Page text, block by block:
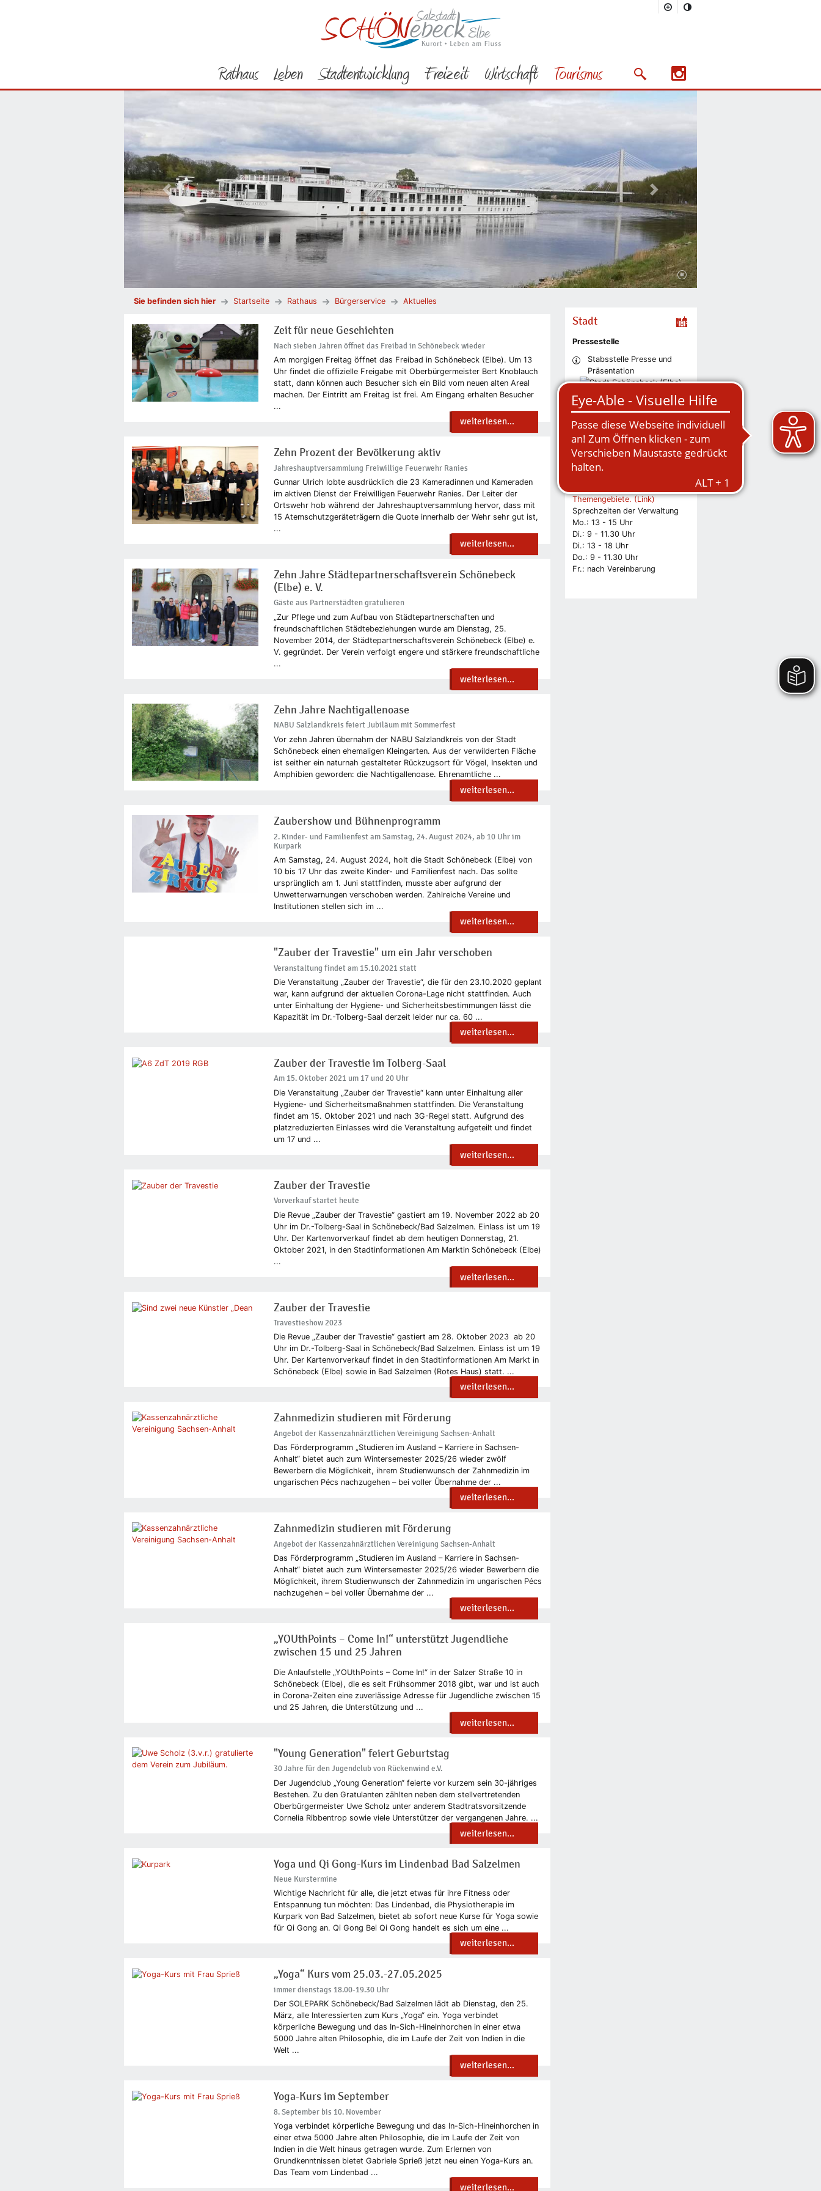
Rathaus Leben Stadtentwicklung Freizeit Wirtschaft Tourismus Suchmaske öffnen/schließen
Vorheriges Bild Nächstes Bild
Sie befinden sich hier Startseite Rathaus Bürgerservice Aktuelles
Zeit für neue Geschichten
Nach sieben Jahren öffnet das Freibad in Schönebeck wieder
Am morgigen Freitag öffnet das Freibad in Schönebeck (Elbe). Um 13
Uhr findet die offizielle Freigabe mit Oberbürgermeister Bert Knoblauch
statt, dann können auch Besucher sich ein Bild vom neuen alten Areal
machen. Der Eintritt am Freitag ist frei. Am Eingang erhalten Besucher
...
weiterlesen...
Zehn Prozent der Bevölkerung aktiv
Jahreshauptversammlung Freiwillige Feuerwehr Ranies
Gunnar Ulrich lobte ausdrücklich die 23 Kameradinnen und Kameraden
im aktiven Dienst der Freiwilligen Feuerwehr Ranies. Der Leiter der
Ortswehr hob während der Jahreshauptversammlung hervor, dass mit
15 Atemschutzgeräteträgern die Quote innerhalb der Wehr sehr gut ist,
...
weiterlesen...
Zehn Jahre Städtepartnerschaftsverein Schönebeck
(Elbe) e. V.
Gäste aus Partnerstädten gratulieren
„Zur Pflege und zum Aufbau von Städtepartnerschaften und
freundschaftlichen Städtebeziehungen wurde am Dienstag, 25.
November 2014, der Städtepartnerschaftsverein Schönebeck (Elbe) e.
V. gegründet. Der Verein verfolgt engere und stärkere freundschaftliche
...
weiterlesen...
Zehn Jahre Nachtigallenoase
NABU Salzlandkreis feiert Jubiläum mit Sommerfest
Vor zehn Jahren übernahm der NABU Salzlandkreis von der Stadt
Schönebeck einen ehemaligen Kleingarten. Aus der verwilderten Fläche
ist seither ein naturnah gestalteter Rückzugsort für Vögel, Insekten und
Amphibien geworden: die Nachtigallenoase. Ehrenamtliche ...
weiterlesen...
Zaubershow und Bühnenprogramm
2. Kinder- und Familienfest am Samstag, 24. August 2024, ab 10 Uhr im
Kurpark
Am Samstag, 24. August 2024, holt die Stadt Schönebeck (Elbe) von
10 bis 17 Uhr das zweite Kinder- und Familienfest nach. Das sollte
ursprünglich am 1. Juni stattfinden, musste aber aufgrund der
Unwetterwarnungen verschoben werden. Zahlreiche Vereine und
Institutionen stellen sich im ...
weiterlesen...
"Zauber der Travestie" um ein Jahr verschoben
Veranstaltung findet am 15.10.2021 statt
Die Veranstaltung „Zauber der Travestie“, die für den 23.10.2020 geplant
war, kann aufgrund der aktuellen Corona-Lage nicht stattfinden. Auch
unter Einhaltung der Hygiene- und Sicherheitsbestimmungen lässt die
Kapazität im Dr.-Tolberg-Saal derzeit leider nur ca. 60 ...
weiterlesen...
Zauber der Travestie im Tolberg-Saal
Am 15. Oktober 2021 um 17 und 20 Uhr
Die Veranstaltung „Zauber der Travestie“ kann unter Einhaltung aller
Hygiene- und Sicherheitsmaßnahmen stattfinden. Die Veranstaltung
findet am 15. Oktober 2021 und nach 3G-Regel statt. Aufgrund des
platzreduzierten Einlasses wird die Veranstaltung aufgeteilt und findet
um 17 und ...
weiterlesen...
Zauber der Travestie
Vorverkauf startet heute
Die Revue „Zauber der Travestie“ gastiert am 19. November 2022 ab 20
Uhr im Dr.-Tolberg-Saal in Schönebeck/Bad Salzelmen. Einlass ist um 19
Uhr. Der Kartenvorverkauf findet ab dem heutigen Donnerstag, 21.
Oktober 2021, in den Stadtinformationen Am Marktin Schönebeck (Elbe)
...
weiterlesen...
Zauber der Travestie
Travestieshow 2023
Die Revue „Zauber der Travestie“ gastiert am 28. Oktober 2023 ab 20
Uhr im Dr.-Tolberg-Saal in Schönebeck/Bad Salzelmen. Einlass ist um 19
Uhr. Der Kartenvorverkauf findet in den Stadtinformationen Am Markt in
Schönebeck (Elbe) sowie in Bad Salzelmen (Rotes Haus) statt. ...
weiterlesen...
Zahnmedizin studieren mit Förderung
Angebot der Kassenzahnärztlichen Vereinigung Sachsen-Anhalt
Das Förderprogramm „Studieren im Ausland – Karriere in Sachsen-
Anhalt“ bietet auch zum Wintersemester 2025/26 wieder zwölf
Bewerbern die Möglichkeit, ihrem Studienwunsch der Zahnmedizin im
ungarischen Pécs nachzugehen – bei voller Übernahme der ...
weiterlesen...
Zahnmedizin studieren mit Förderung
Angebot der Kassenzahnärztlichen Vereinigung Sachsen-Anhalt
Das Förderprogramm „Studieren im Ausland – Karriere in Sachsen-
Anhalt“ bietet auch zum Wintersemester 2025/26 wieder Bewerbern die
Möglichkeit, ihrem Studienwunsch der Zahnmedizin im ungarischen Pécs
nachzugehen – bei voller Übernahme der ...
weiterlesen...
„YOUthPoints – Come In!“ unterstützt Jugendliche
zwischen 15 und 25 Jahren
Die Anlaufstelle „YOUthPoints – Come In!“ in der Salzer Straße 10 in
Schönebeck (Elbe), die es seit Frühsommer 2018 gibt, war und ist auch
in Corona-Zeiten eine zuverlässige Adresse für Jugendliche zwischen 15
und 25 Jahren, die Unterstützung und ...
weiterlesen...
"Young Generation" feiert Geburtstag
30 Jahre für den Jugendclub von Rückenwind e.V.
Der Jugendclub „Young Generation“ feierte vor kurzem sein 30-jähriges
Bestehen. Zu den Gratulanten zählten neben dem stellvertretenden
Oberbürgermeister Uwe Scholz unter anderem Stadtratsvorsitzende
Cornelia Ribbentrop sowie viele Unterstützer der vergangenen Jahre. ...
weiterlesen...
Yoga und Qi Gong-Kurs im Lindenbad Bad Salzelmen
Neue Kurstermine
Wichtige Nachricht für alle, die jetzt etwas für ihre Fitness oder
Entspannung tun möchten: Das Lindenbad, die Physiotherapie im
Kurpark von Bad Salzelmen, bietet ab sofort neue Kurse für Yoga sowie
für Qi Gong an. Qi Gong Bei Qi Gong handelt es sich um eine ...
weiterlesen...
„Yoga“ Kurs vom 25.03.-27.05.2025
immer dienstags 18.00-19.30 Uhr
Der SOLEPARK Schönebeck/Bad Salzelmen lädt ab Dienstag, den 25.
März, alle Interessierten zum Kurs „Yoga“ ein. Yoga verbindet
körperliche Bewegung und das In-Sich-Hineinhorchen in einer etwa
5000 Jahre alten Philosophie, die im Laufe der Zeit von Indien in die
Welt ...
weiterlesen...
Yoga-Kurs im September
8. September bis 10. November
Yoga verbindet körperliche Bewegung und das In-Sich-Hineinhorchen in
einer etwa 5000 Jahre alten Philosophie, die im Laufe der Zeit von
Indien in die Welt hinaus getragen wurde. Zum Erlernen von
Grundkenntnissen bietet Gabriele Sprieß jetzt neu einen Yoga-Kurs an.
Das Team vom Lindenbad ...
weiterlesen...
Stadt
Pressestelle
Stabsstelle Presse und
Präsentation
Markt 1
39218 Schönebeck (Elbe)
Pressestelle
Bitte verwenden Sie die
Telefonnummern der
Themengebiete. (Link)
Sprechzeiten der Verwaltung
Mo.: 13 - 15 Uhr
Di.: 9 - 11.30 Uhr
Di.: 13 - 18 Uhr
Do.: 9 - 11.30 Uhr
Fr.: nach Vereinbarung